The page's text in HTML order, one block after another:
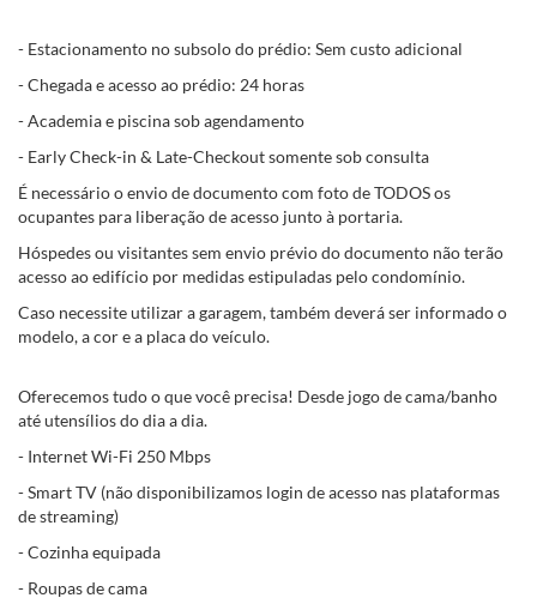
- Estacionamento no subsolo do prédio: Sem custo adicional
- Chegada e acesso ao prédio: 24 horas
- Academia e piscina sob agendamento
- Early Check-in & Late-Checkout somente sob consulta
É necessário o envio de documento com foto de TODOS os
ocupantes para liberação de acesso junto à portaria.
Hóspedes ou visitantes sem envio prévio do documento não terão
acesso ao edifício por medidas estipuladas pelo condomínio.
Caso necessite utilizar a garagem, também deverá ser informado o
modelo, a cor e a placa do veículo.
Oferecemos tudo o que você precisa! Desde jogo de cama/banho
até utensílios do dia a dia.
- Internet Wi-Fi 250 Mbps
- Smart TV (não disponibilizamos login de acesso nas plataformas
de streaming)
- Cozinha equipada
- Roupas de cama